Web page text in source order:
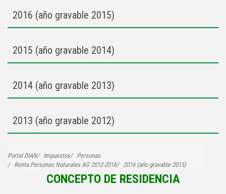
Trabajadores por Cuenta Propia
Otros Declarantes
Residentes en el Exterior
2016 (año gravable 2015)
Herramientas
Otros Obligados
Puntos de Pago
Histórico Renta Naturales
2015 (año gravable 2014)
Herramientas
2014 (año gravable 2013)
Herramientas
Otros Obligados
2013 (año gravable 2012)
Instructivo Programa de Ayuda
Descargar programa de ayuda
Portal DIAN Impuestos
Personas
Renta Personas Naturales AG 2012-2016
2016 (año gravable 2015)
CONCEPTO DE RESIDENCIA